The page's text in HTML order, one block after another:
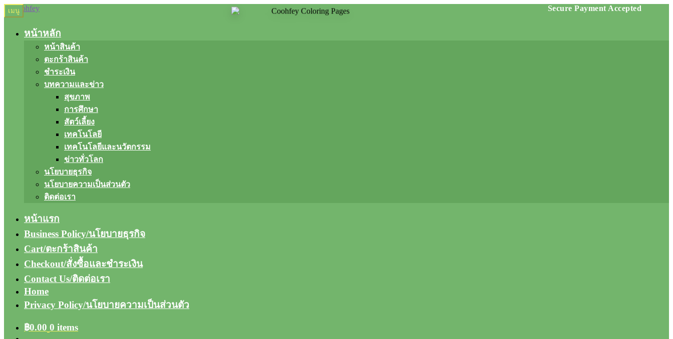
Skip
to
Skip
to
เมนู
หน้าหลัก
หน้าสินค้า
ตะกร้าสินค้า
ชำระเงิน
บทความและข่าว
สุขภาพ
การศึกษา
สัตว์เลี้ยง
เทคโนโลยี
เทคโนโลยีและนวัตกรรม
ข่าวทั่วโลก
นโยบายธุรกิจ
นโยบายความเป็นส่วนตัว
ติดต่อเรา
หน้าแรก
Business Policy/นโยบายธุรกิจ
Cart/ตะกร้าสินค้า
Checkout/สั่งซื้อและชำระเงิน
Contact Us/ติดต่อเรา
Home
Privacy Policy/นโยบายความเป็นส่วนตัว
฿0.00 0 items